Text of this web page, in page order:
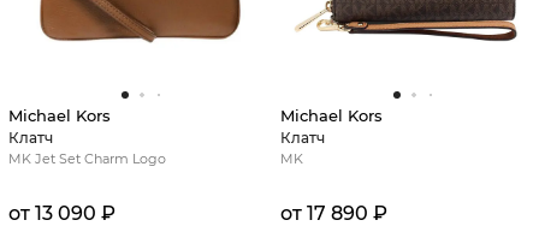
Michael Kors
Клатч
MK Jet Set Charm Logo
от 13 090 ₽
Michael Kors
Клатч
MK
от 17 890 ₽